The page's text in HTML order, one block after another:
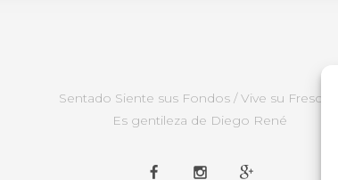
Sentado Siente sus Fondos / Vive su Frescura
Es gentileza de Diego René